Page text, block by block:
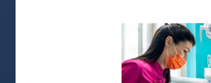
Ingrandisci
immagine